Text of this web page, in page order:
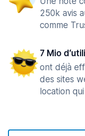
250k avis
comme
7 Mio
ont déjà
des sites
location